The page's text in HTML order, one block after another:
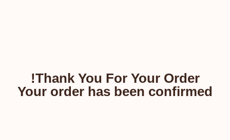
Thank You For Your Order!
Your order has been confirmed